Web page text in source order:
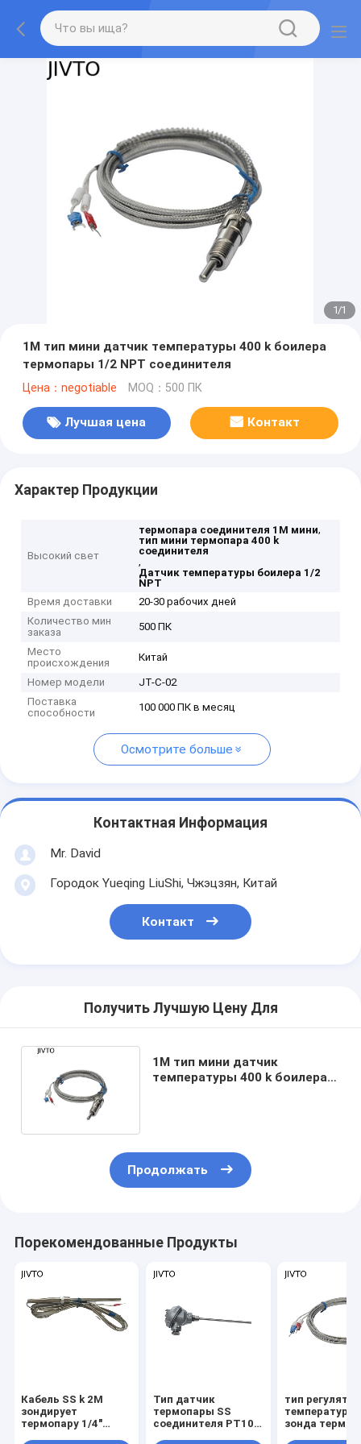
1/1
1M тип мини датчик температуры 400 k боилера
термопары 1/2 NPT соединителя
Цена：negotiable MOQ：500 ПК
Лучшая цена Контакт
Характер Продукции
Высокий свет
термопара соединителя 1M мини,
тип мини термопара 400 k
соединителя
,
Датчик температуры боилера 1/2
NPT
Время доставки
20-30 рабочих дней
Количество мин
заказа
500 ПК
Место
происхождения
Китай
Номер модели
JT-C-02
Поставка
способности
100 000 ПК в месяц
Осмотрите больше
Контактная Информация
Mr. David
Городок Yueqing LiuShi, Чжэцзян, Китай
Контакт
Получить Лучшую Цену Для
1M тип мини датчик
температуры 400 k боилера
Продолжать
Порекомендованные Продукты
Кабель SS k 2M
зондирует
термопару 1/4"
Тип датчик
термопары SS
соединителя PT100
тип
температуры
зонда